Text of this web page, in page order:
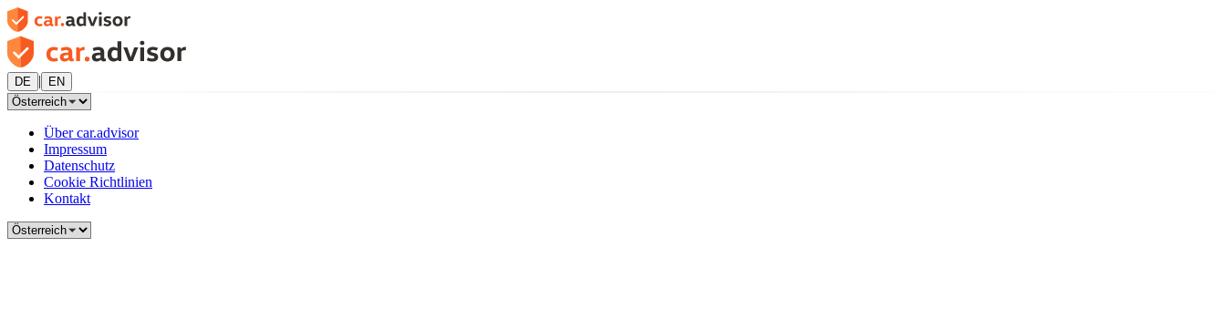
DE | EN
Über car.advisor
Impressum
Datenschutz
Cookie Richtlinien
Kontakt